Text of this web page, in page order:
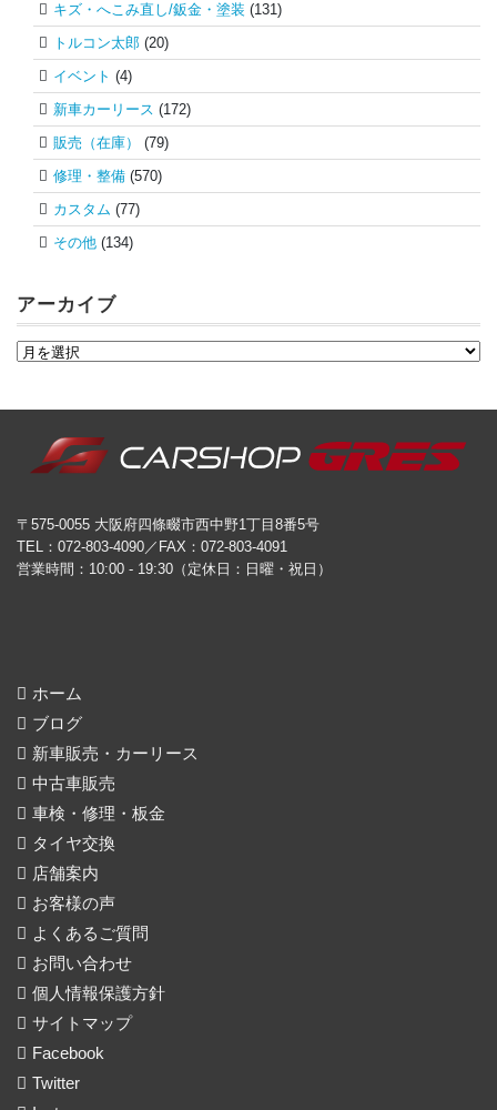
キズ・へこみ直し/鈑金・塗装 (131)
トルコン太郎 (20)
イベント (4)
新車カーリース (172)
販売（在庫）
(79)
修理・整備 (570)
カスタム (77)
その他 (134)
アーカイブ
〒575-0055 大阪府四條畷市西中野1丁目8番5号
TEL：072-803-4090／FAX：072-803-4091
営業時間：10:00 - 19:30（定休日：日曜・祝日）
ホーム
ブログ
新車販売・カーリース
中古車販売
車検・修理・板金
タイヤ交換
店舗案内
お客様の声
よくあるご質問
お問い合わせ
個人情報保護方針
サイトマップ
Facebook
Twitter